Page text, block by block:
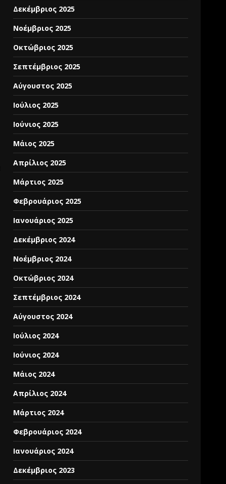
Δεκέμβριος 2025
Νοέμβριος 2025
Οκτώβριος 2025
Σεπτέμβριος 2025
Αύγουστος 2025
Ιούλιος 2025
Ιούνιος 2025
Μάιος 2025
Απρίλιος 2025
Μάρτιος 2025
Φεβρουάριος 2025
Ιανουάριος 2025
Δεκέμβριος 2024
Νοέμβριος 2024
Οκτώβριος 2024
Σεπτέμβριος 2024
Αύγουστος 2024
Ιούλιος 2024
Ιούνιος 2024
Μάιος 2024
Απρίλιος 2024
Μάρτιος 2024
Φεβρουάριος 2024
Ιανουάριος 2024
Δεκέμβριος 2023